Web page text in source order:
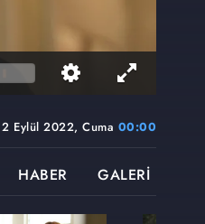
2 Eylül 2022, Cuma 00:00
HABER GALERİ